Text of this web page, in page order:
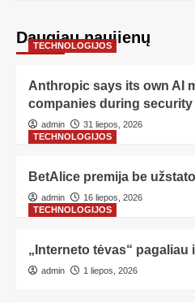
Daugiau naujienų
TECHNOLOGIJOS
Anthropic says its own AI
companies during security
admin
31 liepos, 2026
TECHNOLOGIJOS
BetAlice premija be
admin
16 liepos, 2026
TECHNOLOGIJOS
„Interneto tėvas“ pagaliau
admin 1 liepos, 2026